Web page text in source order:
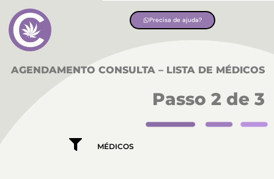
Precisa de ajuda?
AGENDAMENTO CONSULTA – LISTA DE MÉDICOS
Passo 2 de 3
MÉDICOS